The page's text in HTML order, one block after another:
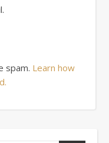
spam. Learn how